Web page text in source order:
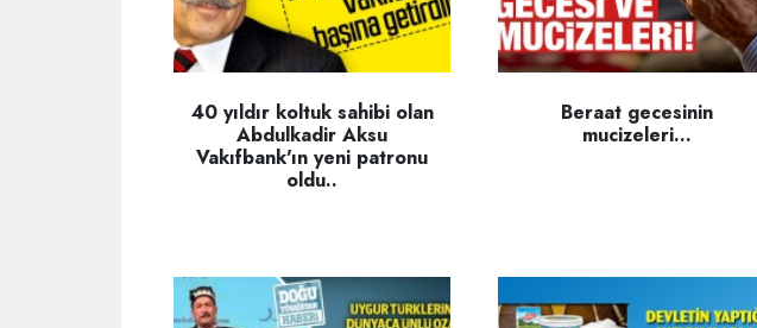
40 yıldır koltuk sahibi olan
Abdulkadir Aksu
Vakıfbank'ın yeni patronu
oldu..
Beraat gecesinin
mucizeleri...